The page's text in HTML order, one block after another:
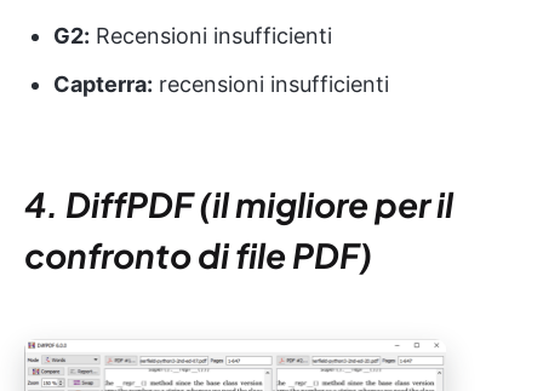
G2: Recensioni insufficienti
Capterra: recensioni insufficienti
4. DiffPDF (il migliore per il
confronto di file PDF)